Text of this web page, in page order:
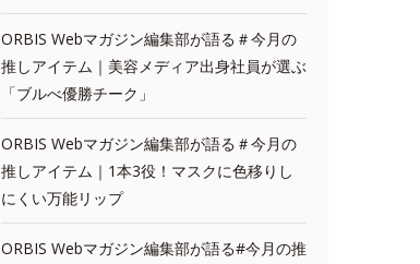
ORBIS Webマガジン編集部が語る＃今月の
推しアイテム｜美容メディア出身社員が選ぶ
「ブルべ優勝チーク」
ORBIS Webマガジン編集部が語る＃今月の
推しアイテム｜1本3役！マスクに色移りし
にくい万能リップ
ORBIS Webマガジン編集部が語る#今月の推